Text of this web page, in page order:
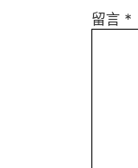
留言 *